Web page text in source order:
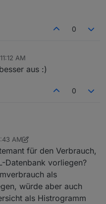
0
AM
aus :)
0
AM
24, 2019, 10:45 AM
für den Verbrauch,
Datenbank vorliegen?
als
würde aber auch
als Histrogramm